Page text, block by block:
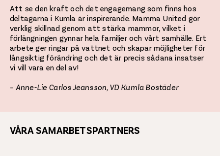
Att se den kraft och det engagemang som finns hos
deltagarna i Kumla är inspirerande. Mamma United gör
verklig skillnad genom att stärka mammor, vilket i
förlängningen gynnar hela familjer och vårt samhälle. Ert
arbete ger ringar på vattnet och skapar möjligheter för
långsiktig förändring och det är precis sådana insatser
vi vill vara en del av!
–Anne-Lie Carlos Jeansson, VD Kumla Bostäder
VÅRA SAMARBETSPARTNERS